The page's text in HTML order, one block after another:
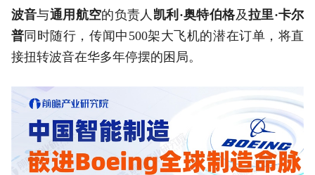
波音与通用航空的负责人 凯利·奥特伯格及拉里·卡尔
普同时随行，传闻中500架大飞机的潜在订单，将直
接扭转波音在华多年停摆的困局。